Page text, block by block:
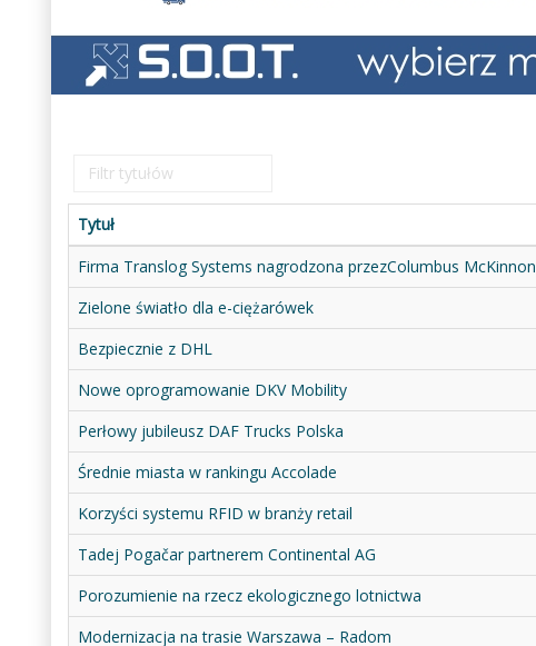
Filtr
tytułów
Tytuł
Firma Translog Systems nagrodzona przezColumbus McKinnon
Zielone światło dla e-ciężarówek
Bezpiecznie z DHL
Nowe oprogramowanie DKV Mobility
Perłowy jubileusz DAF Trucks Polska
Średnie miasta w rankingu Accolade
Korzyści systemu RFID w branży retail
Tadej Pogačar partnerem Continental AG
Porozumienie na rzecz ekologicznego lotnictwa
Modernizacja na trasie Warszawa – Radom